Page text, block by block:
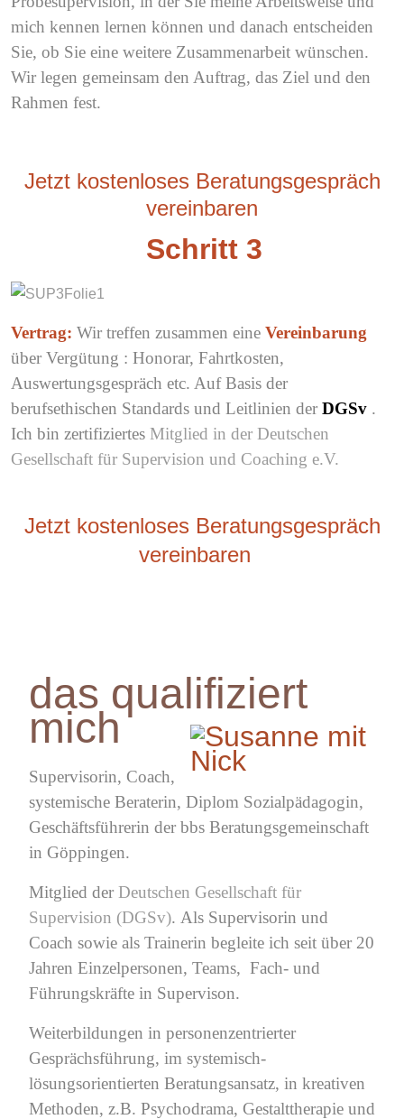
mich kennen lernen können und danach entscheiden
Sie, ob Sie eine weitere Zusammenarbeit wünschen.
Wir legen gemeinsam den Auftrag, das Ziel und den
Rahmen fest.
Jetzt kostenloses Beratungsgespräch
vereinbaren
Schritt 3
Vertrag: Wir treffen zusammen eine Vereinbarung
über Vergütung : Honorar, Fahrtkosten,
Auswertungsgespräch etc. Auf Basis der
berufsethischen Standards und Leitlinien der DGSv .
Ich bin zertifiziertes Mitglied in der Deutschen
Gesellschaft für Supervision und Coaching e.V.
Jetzt kostenloses Beratungsgespräch
vereinbaren
das qualifiziert
mich
Supervisorin, Coach,
systemische Beraterin, Diplom Sozialpädagogin,
Geschäftsführerin der bbs Beratungsgemeinschaft
in Göppingen.
Mitglied der Deutschen Gesellschaft für
Supervision (DGSv). Als Supervisorin und
Coach sowie als Trainerin begleite ich seit über 20
Jahren Einzelpersonen, Teams, Fach- und
Führungskräfte in Supervison.
Weiterbildungen in personenzentrierter
Gesprächsführung, im systemisch-
lösungsorientierten Beratungsansatz, in kreativen
Methoden, z.B. Psychodrama, Gestalttherapie und